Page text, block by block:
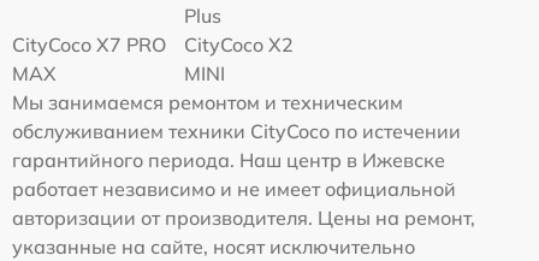
Plus
CityCoco X7 PRO
MAX
CityCoco X2
MINI
Мы занимаемся ремонтом и техническим
обслуживанием техники CityCoco по истечении
гарантийного периода. Наш центр в Ижевске
работает независимо и не имеет официальной
авторизации от производителя. Цены на ремонт,
указанные на сайте, носят исключительно